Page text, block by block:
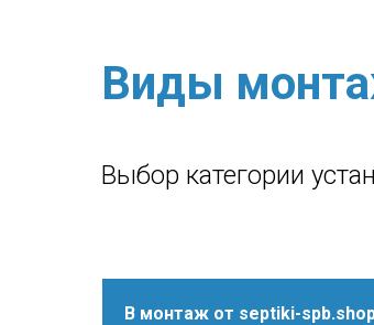
Виды
Выбор категории
В монтаж от septiki-